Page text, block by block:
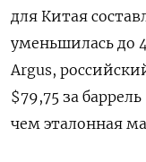
для Китая
уменьшилась до
Argus,
$79,75 за
чем эталонная